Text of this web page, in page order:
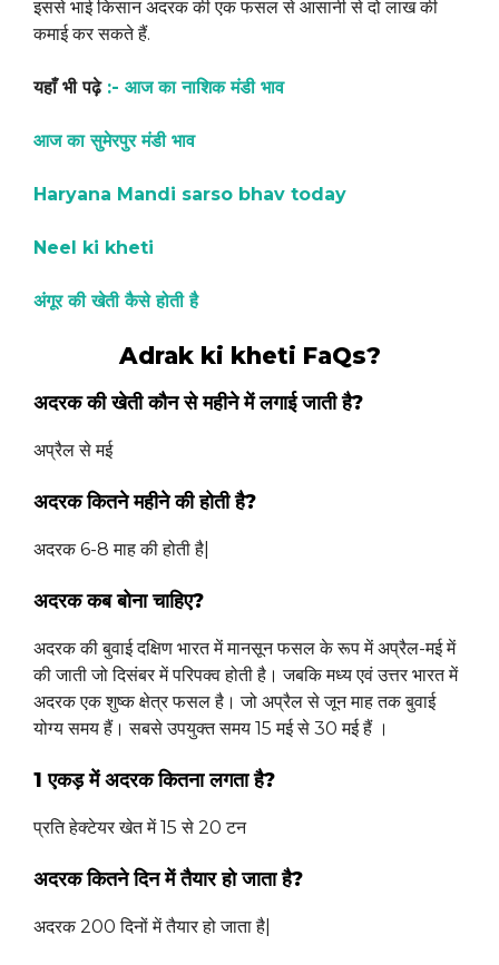
इससे भाई किसान अदरक की एक फसल से आसानी से दो लाख की
कमाई कर सकते हैं.
यहाँ भी पढ़े:- आज का नाशिक मंडी भाव
आज का सुमेरपुर मंडी भाव
Haryana Mandi sarso bhav today
Neel ki kheti
अंगूर की खेती कैसे होती है
Adrak ki kheti FaQs?
अदरक की खेतीकौन से महीने में लगाई जाती है?
अप्रैल से मई
अदरक कितने महीने की होती है?
अदरक 6-8 माह की होती है|
अदरक कब बोना चाहिए?
अदरक की बुवाई दक्षिण भारत में मानसून फसल के रूप में अप्रैल-मई में
की जाती जो दिसंबर में परिपक्व होती है। जबकि मध्य एवं उत्तर भारत में
अदरक एक शुष्क क्षेत्र फसल है। जो अप्रैल से जून माह तक बुवाई
योग्य समय हैं। सबसे उपयुक्त समय 15 मई से 30 मई हैं ।
1 एकड़ में अदरक कितना लगता है?
प्रति हेक्टेयर खेत में 15 से 20 टन
अदरक कितने दिन में तैयार हो जाता है?
अदरक 200 दिनों में तैयार हो जाता है|